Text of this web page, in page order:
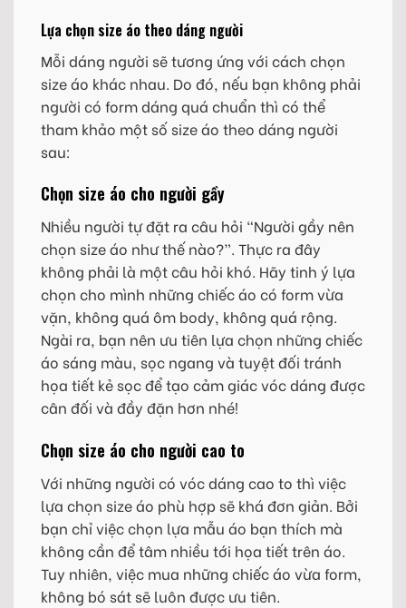
Lựa chọn size áo theo dáng người
Mỗi dáng người sẽ tương ứng với cách chọn
size áo khác nhau. Do đó, nếu bạn không phải
người có form dáng quá chuẩn thì có thể
tham khảo một số size áo theo dáng người
sau:
Chọn size áo cho người gầy
Nhiều người tự đặt ra câu hỏi “Người gầy nên
chọn size áo như thế nào?”. Thực ra đây
không phải là một câu hỏi khó. Hãy tinh ý lựa
chọn cho mình những chiếc áo có form vừa
vặn, không quá ôm body, không quá rộng.
Ngài ra, bạn nên ưu tiên lựa chọn những chiếc
áo sáng màu, sọc ngang và tuyệt đối tránh
họa tiết kẻ sọc để tạo cảm giác vóc dáng được
cân đối và đầy đặn hơn nhé!
Chọn size áo cho người cao to
Với những người có vóc dáng cao to thì việc
lựa chọn size áo phù hợp sẽ khá đơn giản. Bởi
bạn chỉ việc chọn lựa mẫu áo bạn thích mà
không cần để tâm nhiều tới họa tiết trên áo.
Tuy nhiên, việc mua những chiếc áo vừa form,
không bó sát sẽ luôn được ưu tiên.